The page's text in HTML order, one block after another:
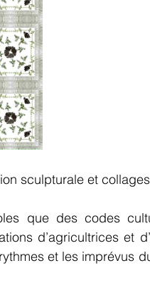
sculpturale et
que des codes
d’agricultrices et
et les imprévus